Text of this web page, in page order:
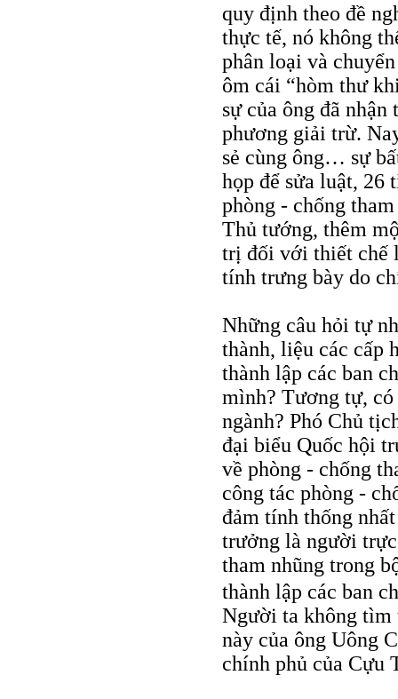
quy định theo đề
thực tế, nó không
phân loại và
ôm cái “hòm thư
sự của ông đã
phương giải trừ.
sẻ cùng ông… sự
họp để sửa luật, 26
phòng - chống
Thủ tướng, thêm
trị đối với thiết chế
tính trưng bày do
Những câu hỏi tự
thành, liệu các cấp
thành lập các ban
mình? Tương tự, có
ngành? Phó Chủ
đại biểu Quốc hội
về phòng - chống
công tác phòng -
đảm tính thống
trưởng là người
tham nhũng trong
thành lập các ban
Người ta không tìm
này của ông Uông
chính phủ của Cựu